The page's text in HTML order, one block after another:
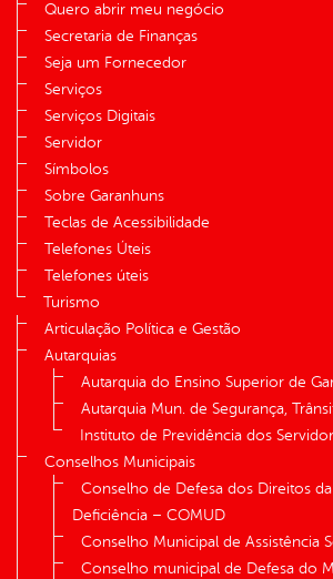
Quero abrir meu negócio
Secretaria de Finanças
Seja um Fornecedor
Serviços
Serviços Digitais
Servidor
Símbolos
Sobre Garanhuns
Teclas de Acessibilidade
Telefones Úteis
Telefones úteis
Turismo
Articulação Política e Gestão
Autarquias
Autarquia do Ensino Superior de
Autarquia Mun. de Segurança,
Instituto de Previdência dos
Conselhos Municipais
Conselho de Defesa dos Direitos
Deficiência – COMUD
Conselho Municipal de Assistência
Conselho municipal de Defesa do